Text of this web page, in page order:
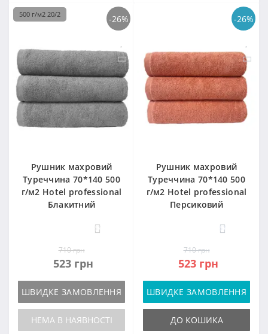
-26%
500 г/м2 20/2
Рушник махровий
Туреччина 70*140 500
г/м2 Hotel professional
Блакитний
57
710 грн
523 грн
ШВИДКЕ ЗАМОВЛЕННЯ
НЕМА В НАЯВНОСТІ
-26%
Рушник махровий
Туреччина 70*140 500
г/м2 Hotel professional
Персиковий
57
710 грн
523 грн
ШВИДКЕ ЗАМОВЛЕННЯ
ДО КОШИКА